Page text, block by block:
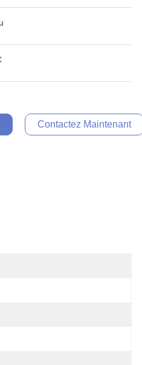
Contactez Maintenant